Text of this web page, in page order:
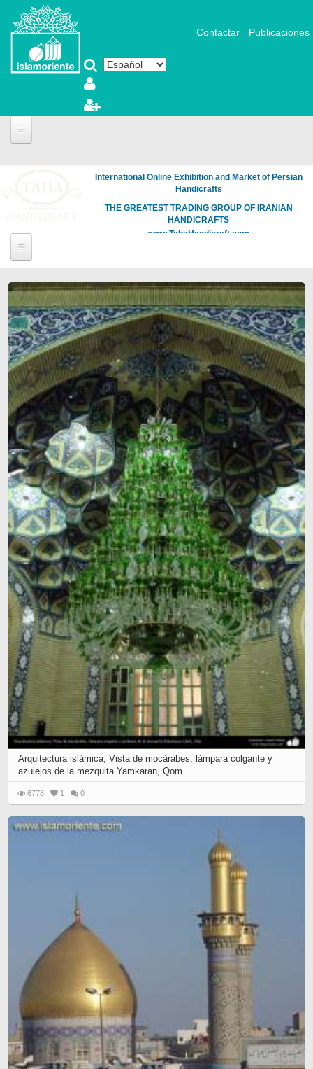
Pasar al contenido principal
Contactar Publicaciones
International Online Exhibition and Market of Persian
Handicrafts
THE GREATEST TRADING GROUP OF IRANIAN
HANDICRAFTS
www.TahaHandicraft.com
Arquitectura islámica; Vista de mocárabes, lámpara colgante y
azulejos de la mezquita Yamkaran, Qom
6778 1 0
Páginas